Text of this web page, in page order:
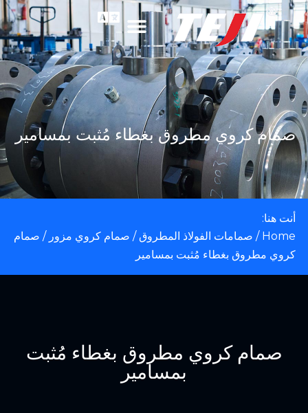
صمام كروي مطروق بغطاء مُثبت بمسامير
أنت هنا:
Home
/ صمامات الفولاذ المطروق / صمام كروي مزور / صمام
كروي مطروق بغطاء مُثبت بمسامير
صمام كروي مطروق بغطاء مُثبت
بمسامير